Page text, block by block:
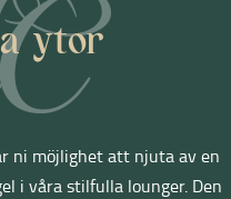
ytor
ni möjlighet att njuta av en
i våra stilfulla lounger. Den